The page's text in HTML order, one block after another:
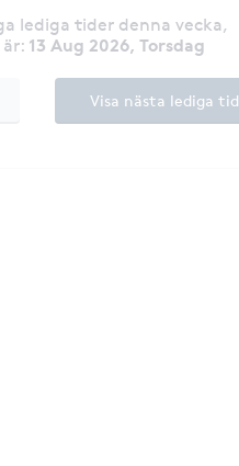
lediga tider denna vecka,
: 13 Aug 2026, Torsdag
Visa nästa lediga tid